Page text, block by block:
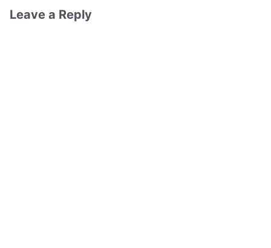
Leave a Reply